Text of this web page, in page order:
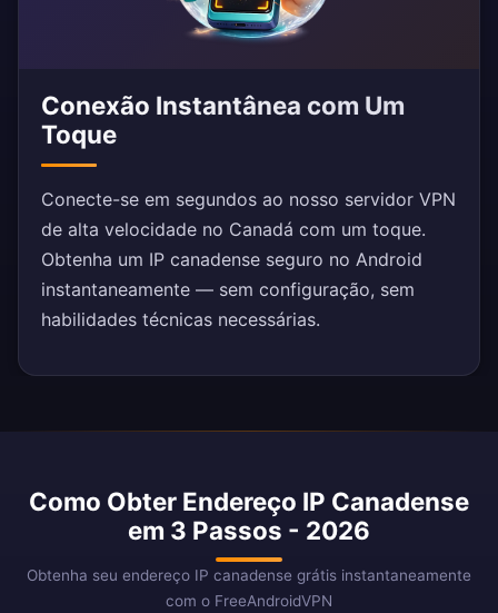
Conexão Instantânea com Um
Toque
Conecte-se em segundos ao nosso servidor VPN
de alta velocidade no Canadá com um toque.
Obtenha um IP canadense seguro no Android
instantaneamente — sem configuração, sem
habilidades técnicas necessárias.
Como Obter Endereço IP Canadense
em 3 Passos - 2026
Obtenha seu endereço IP canadense grátis instantaneamente
com o FreeAndroidVPN